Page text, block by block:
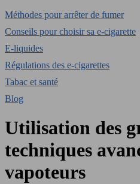
Méthodes pour arrêter de fumer
Conseils pour choisir sa e-cigarette
E-liquides
Régulations des e-cigarettes
Tabac et santé
Blog
Utilisation des
techniques
vapoteurs